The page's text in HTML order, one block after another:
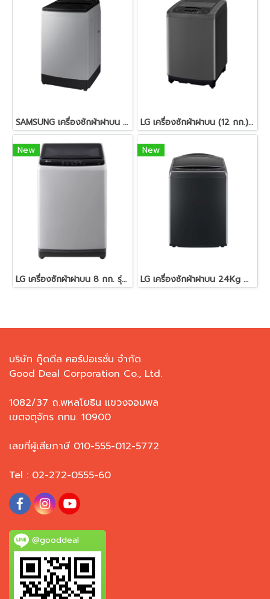
SAMSUNG เครื่องซักผ้าฝาบน (12 กก., อินเวอร์เตอร์, สีเทา) WA12CG5441BYST LG เครื่องซักผ้าฝาบน (12 กก.) รุ่น T2312VSPB
New
LG เครื่องซักผ้าฝาบน 8 กก. รุ่น T2108NT1W ระบบ Smart Inverter
New
LG เครื่องซักผ้าฝาบน 24Kg WIFI สีดำ รุ่น TV2724SV9B
บริษัท กู๊ดดีล คอร์ปอเรชั่น จำกัด
Good Deal Corporation Co., Ltd.
1082/37 ถ.พหลโยธิน แขวงจอมพล
เขตจตุจักร กทม. 10900
เลขที่ผู้เสียภาษี 010-555-012-5772
Tel : 02-272-0555-60
@gooddeal